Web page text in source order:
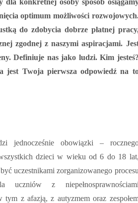
dla konkretnej osoby sposób
optimum możliwości
do zdobycia dobrze płatnej
zgodnej z naszymi aspiracjami.
Definiuje nas jako ludzi. Kim jesteś?
jest Twoja pierwsza odpowiedź na
jednocześnie obowiązki –
dzieci w wieku od 6 do 18 lat,
uczestnikami zorganizowanego procesu
uczniów z niepełnosprawnościami
tym z afazją, z autyzmem oraz